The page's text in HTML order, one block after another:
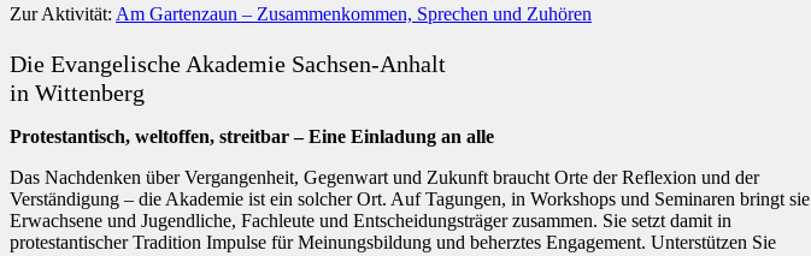
Zur Aktivität: Am Gartenzaun – Zusammenkommen, Sprechen und Zuhören
Die Evangelische Akademie Sachsen-Anhalt
in Wittenberg
Protestantisch, weltoffen, streitbar – Eine Einladung an alle
Das Nachdenken über Vergangenheit, Gegenwart und Zukunft braucht Orte der Reflexion und der
Verständigung – die Akademie ist ein solcher Ort. Auf Tagungen, in Workshops und Seminaren bringt sie
Erwachsene und Jugendliche, Fachleute und Entscheidungsträger zusammen. Sie setzt damit in
protestantischer Tradition Impulse für Meinungsbildung und beherztes Engagement. Unterstützen Sie